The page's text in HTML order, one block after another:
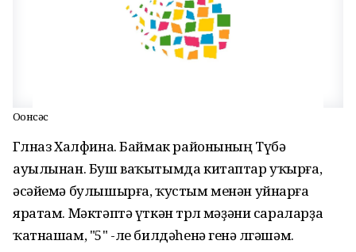
Оҙонсәс
Гөлназ Халфина. Баймак районының Түбә
ауылынан. Буш ваҡытымда китаптар уҡырға,
әсәйемә булышырға, ҡустым менән уйнарға
яратам. Мәктәптә үткән төрлө мәҙәни сараларҙа
ҡатнашам, "5" -ле билдәһенә генә өлгәшәм.